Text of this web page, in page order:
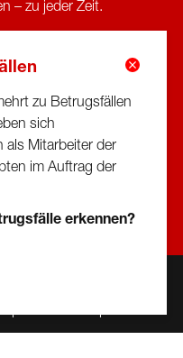
– zu jeder Zeit.
Uhr
00
zu Betrugsfällen
sich
als Mitarbeiter der
im Auftrag der
erkennen?